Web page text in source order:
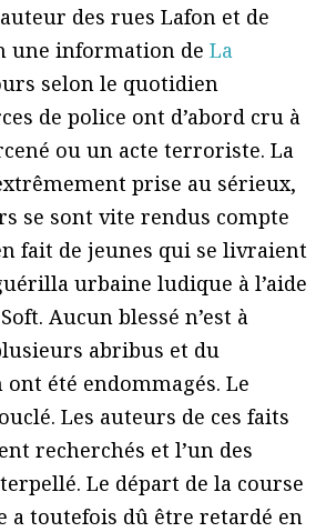
des rues Lafon et de
une information de La
selon le quotidien
de police ont d’abord cru à
ou un acte terroriste. La
prise au sérieux,
se sont vite rendus compte
fait de jeunes qui se livraient
urbaine ludique à l’aide
Aucun blessé n’est à
abribus et du
été endommagés. Le
Les auteurs de ces faits
recherchés et l’un des
Le départ de la course
a toutefois dû être retardé en